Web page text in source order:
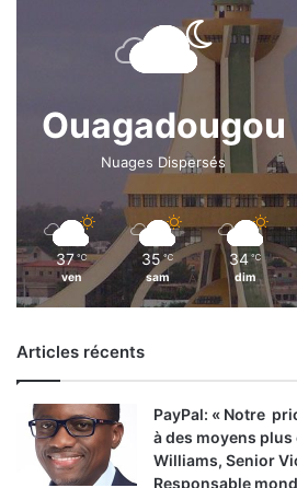
Ouagadougou
Nuages Dispersés
37 ℃
ven
35 ℃
sam
34 ℃
dim
Articles récents
PayPal: « Notre
à des moyens
Williams, Senior
Responsable